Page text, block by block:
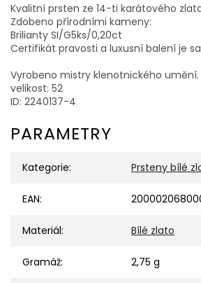
Kvalitní prsten ze 14-ti karátového
Zdobeno přírodními kameny:
Brilianty SI/G5ks/0,20ct
Certifikát pravosti a luxusní balení je
Vyrobeno mistry klenotnického
velikost: 52
ID: 2240137-4
PARAMETRY
Kategorie: Prsteny bílé
EAN:
Materiál: Bílé zlato
Gramáž: 2,75 g